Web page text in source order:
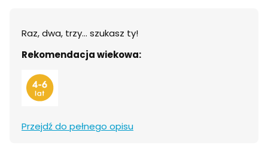
Raz, dwa, trzy… szukasz ty!
Rekomendacja wiekowa:
Przejdź do pełnego opisu